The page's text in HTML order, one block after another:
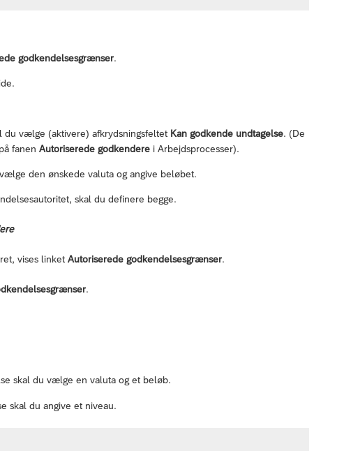
godkendelsesgrænser.
du vælge (aktivere) afkrydsningsfeltet Kan godkende undtagelse. (De
fanen Autoriserede godkendere i Arbejdsprocesser).
den ønskede valuta og angive beløbet.
skal du definere begge.
vises linket Autoriserede godkendelsesgrænser.
.
skal du vælge en valuta og et beløb.
skal du angive et niveau.